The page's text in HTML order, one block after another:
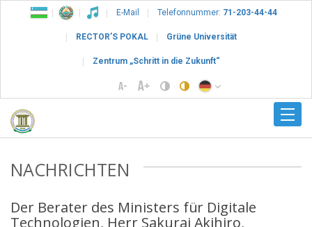
E-Mail Telefonnummer: 71-203-44-44
RECTOR’S POKAL Grüne Universität
Zentrum „Schritt in die Zukunft“
NACHRICHTEN
Der Berater des Ministers für Digitale
Technologien, Herr Sakurai Akihiro,